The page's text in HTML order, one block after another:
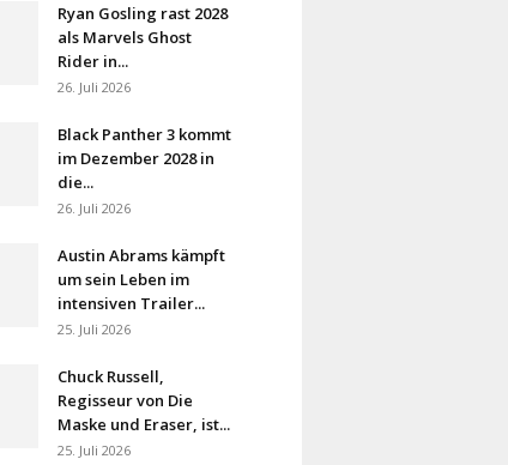
Ryan Gosling rast 2028
als Marvels Ghost
Rider in...
26. Juli 2026
Black Panther 3 kommt
im Dezember 2028 in
die...
26. Juli 2026
Austin Abrams kämpft
um sein Leben im
intensiven Trailer...
25. Juli 2026
Chuck Russell,
Regisseur von Die
Maske und Eraser, ist...
25. Juli 2026